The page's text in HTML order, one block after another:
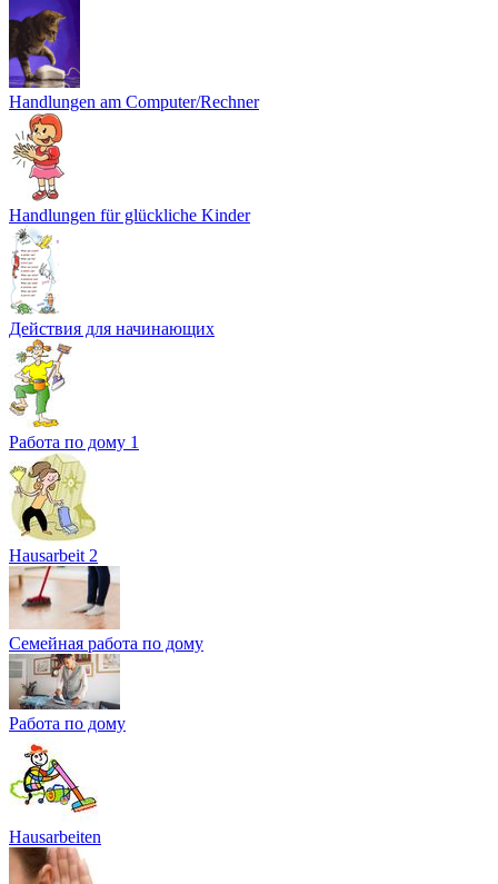
Handlungen am Computer/Rechner
Handlungen für glückliche Kinder
Действия для начинающих
Работа по дому 1
Hausarbeit 2
Семейная работа по дому
Работа по дому
Hausarbeiten